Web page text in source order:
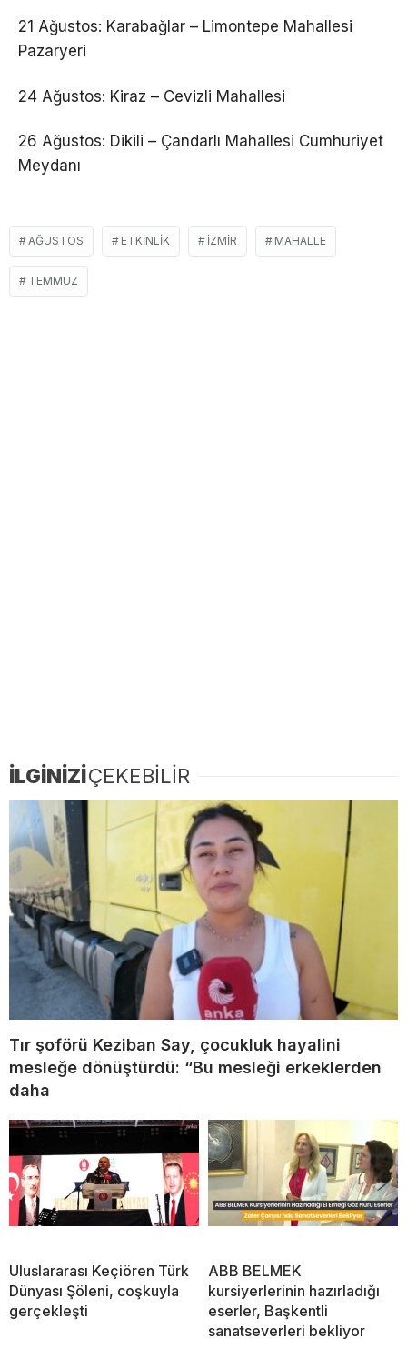
21 Ağustos: Karabağlar – Limontepe Mahallesi
Pazaryeri
24 Ağustos: Kiraz – Cevizli Mahallesi
26 Ağustos: Dikili – Çandarlı Mahallesi Cumhuriyet
Meydanı
AĞUSTOS ETKINLIK İZMIR MAHALLE
TEMMUZ
İLGİNİZİÇEKEBİLİR
Tır şoförü Keziban Say, çocukluk hayalini
mesleğe dönüştürdü: “Bu mesleği erkeklerden
daha
Uluslararası Keçiören Türk
Dünyası Şöleni, coşkuyla
gerçekleşti
ABB BELMEK
kursiyerlerinin hazırladığı
eserler, Başkentli
sanatseverleri bekliyor